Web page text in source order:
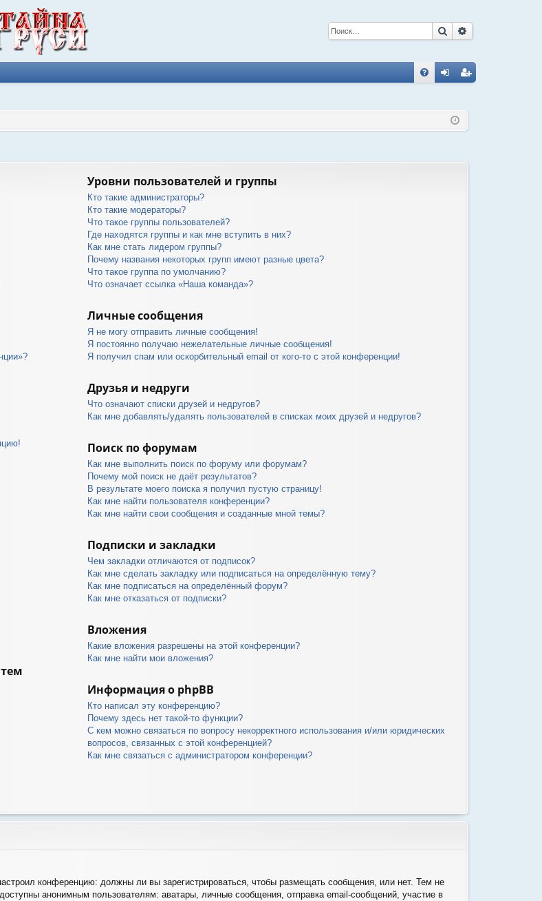
Поиск
ис
Уровни пользователей и группы
Кто такие администраторы?
Кто такие модераторы?
Что такое группы пользователей?
Где находятся группы и как мне вступить в них?
Как мне стать лидером группы?
Почему названия некоторых групп имеют разные цвета?
Что такое группа по умолчанию?
Что означает ссылка «Наша команда»?
Личные сообщения
Я не могу отправить личные сообщения!
Я постоянно получаю нежелательные личные сообщения!
Я получил спам или оскорбительный email от кого-то с этой конференции!
Друзья и недруги
Что означают списки друзей и недругов?
Как мне добавлять/удалять пользователей в списках моих друзей и недругов?
Поиск по форумам
Как мне выполнить поиск по форуму или форумам?
Почему мой поиск не даёт результатов?
В результате моего поиска я получил пустую страницу!
Как мне найти пользователя конференции?
Как мне найти свои сообщения и созданные мной темы?
Подписки и закладки
Чем закладки отличаются от подписок?
Как мне сделать закладку или подписаться на определённую тему?
Как мне подписаться на определённый форум?
Как мне отказаться от подписки?
Вложения
Какие вложения разрешены на этой конференции?
Как мне найти мои вложения?
Информация о phpBB
Кто написал эту конференцию?
Почему здесь нет такой-то функции?
С кем можно связаться по вопросу некорректного использования и/или юридических
вопросов, связанных с этой конференцией?
Как мне связаться с администратором конференции?
конференцию: должны ли вы зарегистрироваться, чтобы размещать сообщения, или нет. Тем не
анонимным пользователям: аватары, личные сообщения, отправка email-сообщений, участие в